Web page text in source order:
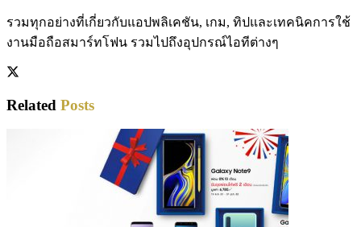
รวมทุกอย่างที่เกี่ยวกับแอปพลิเคชัน, เกม, ทิปและเทคนิคการใช้
งานมือถือสมาร์ทโฟน รวมไปถึงอุปกรณ์ไอทีต่างๆ
Related Posts